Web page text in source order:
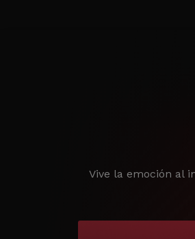
Vive la emoción al